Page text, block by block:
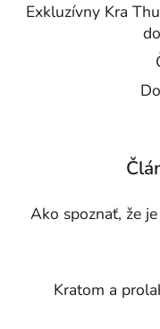
Exkluzívny Kra
Ako spoznať, že
Kratom a